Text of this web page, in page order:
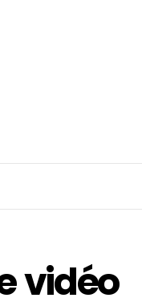
vidéo